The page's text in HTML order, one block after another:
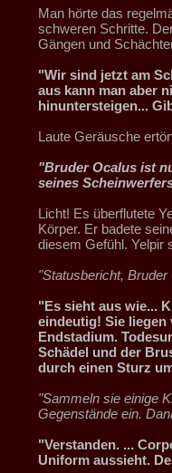
Man hörte das
schweren Schritte.
Gängen und
"Wir sind jetzt am
aus kann man aber
hinuntersteigen...
Laute Geräusche
"Bruder Ocalus ist
seines
Licht! Es überflutete
Körper. Er badete
diesem Gefühl. Yelpir
"Statusbericht,
"Es sieht aus wie...
eindeutig! Sie liegen
Endstadium.
Schädel und der
durch einen Sturz
"Sammeln sie einige
Gegenstände ein.
"Verstanden. ...
Uniform aussieht.